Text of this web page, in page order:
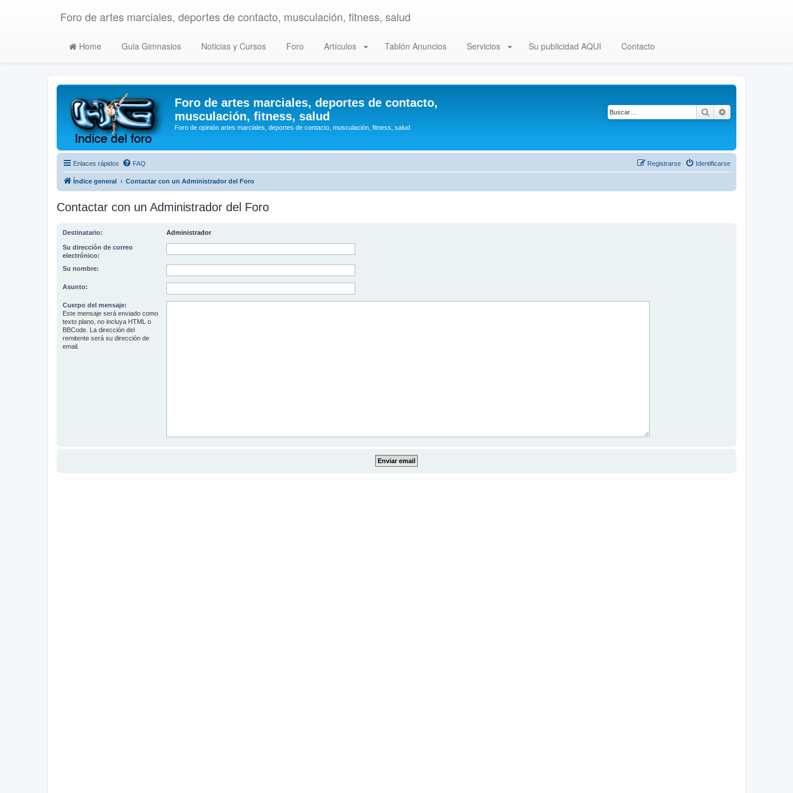
Foro de artes marciales, deportes de contacto, musculación, fitness, salud
Home Guia Gimnasios Noticias y Cursos Foro Artículos Tablón Anuncios Servicios Su publicidad AQUI Contacto
Foro de artes marciales, deportes de contacto,
musculación, fitness, salud
Foro de opinión artes marciales, deportes de contacto, musculación, fitness, salud
Buscar
Enlaces rápidos FAQ Identificarse
Registrarse
Índice general Contactar con un Administrador del Foro
Contactar con un Administrador del Foro
Destinatario: Administrador
Su dirección de correo
electrónico:
Su nombre:
Asunto:
Cuerpo del mensaje:
Este mensaje será enviado como
texto plano, no incluya HTML o
BBCode. La dirección del
remitente será su dirección de
email.